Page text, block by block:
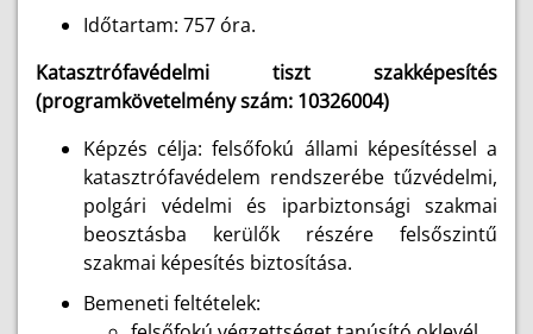
Időtartam: 757 óra.
Katasztrófavédelmi tiszt szakképesítés
(programkövetelmény szám: 10326004)
Képzés célja: felsőfokú állami képesítéssel a
katasztrófavédelem rendszerébe tűzvédelmi,
polgári védelmi és iparbiztonsági szakmai
beosztásba kerülők részére felsőszintű
szakmai képesítés biztosítása.
Bemeneti feltételek: